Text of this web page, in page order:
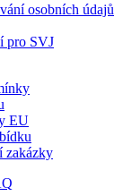
osobních údajů
pro SVJ
EU
zakázky